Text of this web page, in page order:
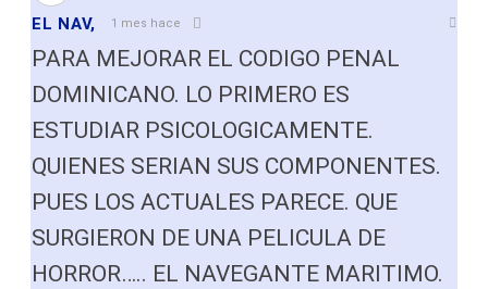
EL NAV, 1 mes hace
PARA MEJORAR EL CODIGO PENAL
DOMINICANO. LO PRIMERO ES
ESTUDIAR PSICOLOGICAMENTE.
QUIENES SERIAN SUS COMPONENTES.
PUES LOS ACTUALES PARECE. QUE
SURGIERON DE UNA PELICULA DE
HORROR….. EL NAVEGANTE MARITIMO.